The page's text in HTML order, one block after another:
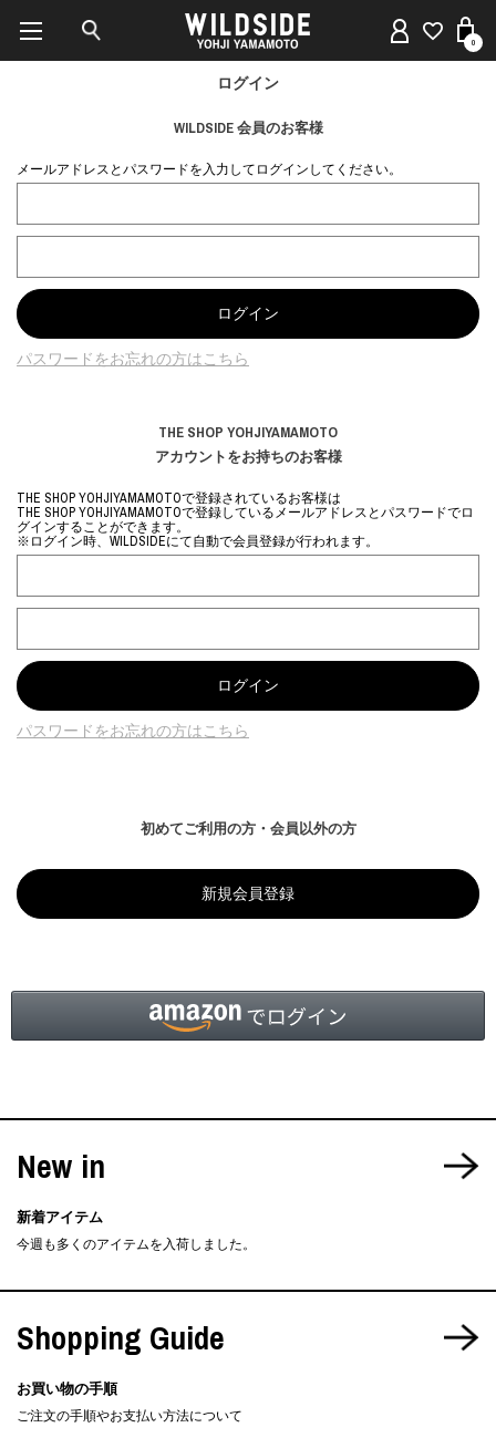
0
ログイン
WILDSIDE 会員のお客様
メールアドレスとパスワードを入力してログインしてください。
パスワードをお忘れの方はこちら
THE SHOP YOHJIYAMAMOTO
アカウントをお持ちのお客様
THE SHOP YOHJIYAMAMOTOで登録されているお客様は
THE SHOP YOHJIYAMAMOTOで登録しているメールアドレスとパスワードでロ
グインすることができます。
※ログイン時、WILDSIDEにて自動で会員登録が行われます。
パスワードをお忘れの方はこちら
初めてご利用の方・会員以外の方
New in
新着アイテム
今週も多くのアイテムを入荷しました。
Shopping Guide
お買い物の手順
ご注文の手順やお支払い方法について